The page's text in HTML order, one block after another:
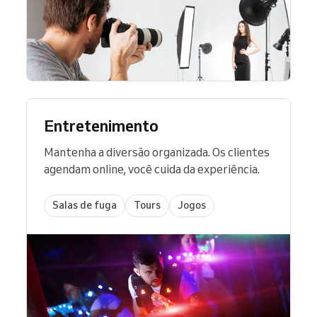
Entretenimento
Mantenha a diversão organizada. Os clientes
agendam online, você cuida da experiência.
Salas de fuga Tours Jogos